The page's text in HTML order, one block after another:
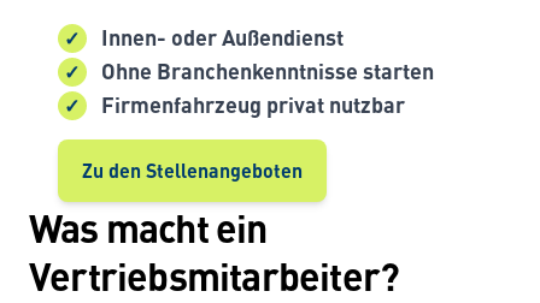
Innen- oder Außendienst
Ohne Branchenkenntnisse starten
Firmenfahrzeug privat nutzbar
Zu den Stellenangeboten
Was macht ein
Vertriebsmitarbeiter?